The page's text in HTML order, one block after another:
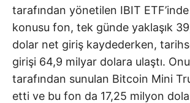
tarafından yönetilen IBIT
konusu fon, tek günde yaklaşık
dolar net giriş kaydederken,
girişi 64,9 milyar dolara ulaştı.
tarafından sunulan Bitcoin Mini
etti ve bu fon da 17,25 milyon